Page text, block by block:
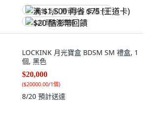
满 $1,500 再省 $75 (王道卡)
$20 酷澎幣回饋
LOCKINK 月光寶盒 BDSM SM 禮盒, 1
個, 黑色
$20,000
($20000.00/1個)
8/20 預計送達